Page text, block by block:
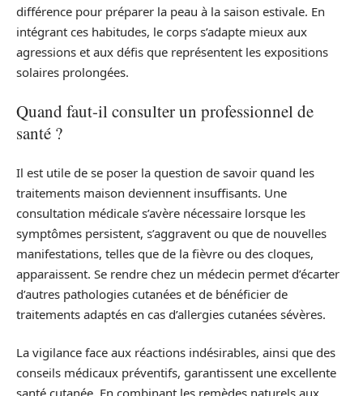
différence pour préparer la peau à la saison estivale. En
intégrant ces habitudes, le corps s’adapte mieux aux
agressions et aux défis que représentent les expositions
solaires prolongées.
Quand faut-il consulter un professionnel de
santé ?
Il est utile de se poser la question de savoir quand les
traitements maison deviennent insuffisants. Une
consultation médicale s’avère nécessaire lorsque les
symptômes persistent, s’aggravent ou que de nouvelles
manifestations, telles que de la fièvre ou des cloques,
apparaissent. Se rendre chez un médecin permet d’écarter
d’autres pathologies cutanées et de bénéficier de
traitements adaptés en cas d’allergies cutanées sévères.
La vigilance face aux réactions indésirables, ainsi que des
conseils médicaux préventifs, garantissent une excellente
santé cutanée. En combinant les remèdes naturels aux